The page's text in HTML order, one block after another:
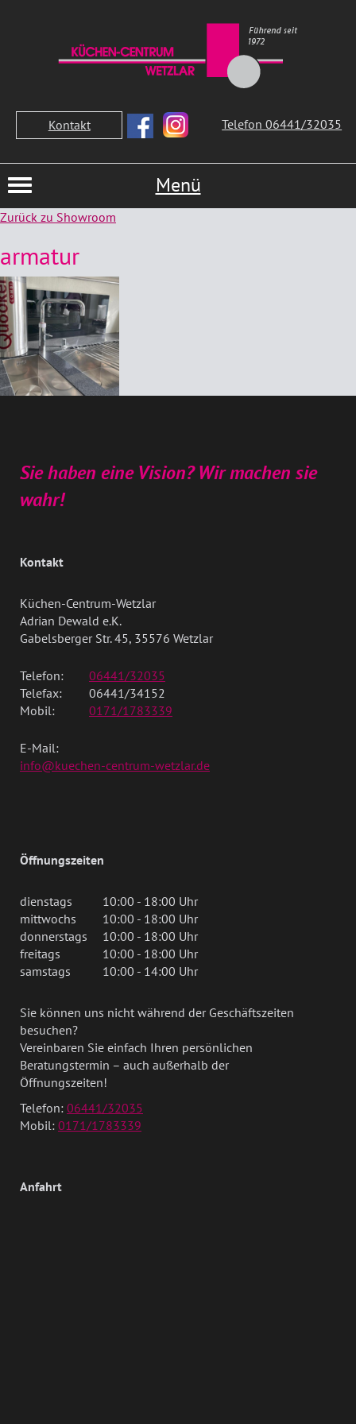
Kontakt Telefon 06441/32035
Menü
Zurück zu Showroom
armatur
Sie haben eine Vision? Wir machen sie
wahr!
Kontakt
Küchen-Centrum-Wetzlar
Adrian Dewald e.K.
Gabelsberger Str. 45, 35576 Wetzlar
Telefon:
06441/32035
Telefax:
06441/34152
Mobil:
0171/1783339
E-Mail:
info@kuechen-centrum-wetzlar.de
Öffnungszeiten
dienstags
10:00 - 18:00 Uhr
mittwochs
10:00 - 18:00 Uhr
donnerstags
10:00 - 18:00 Uhr
freitags
10:00 - 18:00 Uhr
samstags
10:00 - 14:00 Uhr
Sie können uns nicht während der Geschäftszeiten
besuchen?
Vereinbaren Sie einfach Ihren persönlichen
Beratungstermin – auch außerhalb der
Öffnungszeiten!
Telefon: 06441/32035
Mobil: 0171/1783339
Anfahrt